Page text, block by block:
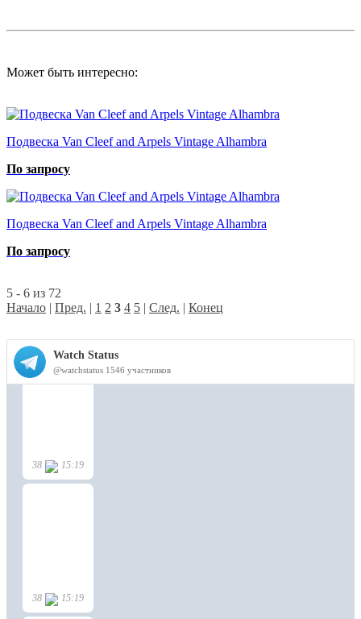
Может быть интересно:
Подвеска Van Cleef and Arpels Vintage Alhambra
По запросу
Подвеска Van Cleef and Arpels Vintage Alhambra
По запросу
5 - 6 из 72
Начало | Пред. | 1 2 3 4 5 | След. | Конец